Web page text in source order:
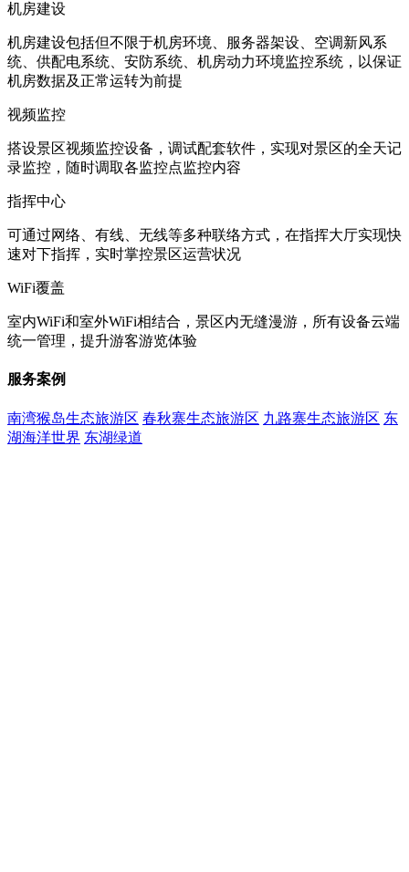
机房建设
机房建设包括但不限于机房环境、服务器架设、空调新风系
统、供配电系统、安防系统、机房动力环境监控系统，以保证
机房数据及正常运转为前提
视频监控
搭设景区视频监控设备，调试配套软件，实现对景区的全天记
录监控，随时调取各监控点监控内容
指挥中心
可通过网络、有线、无线等多种联络方式，在指挥大厅实现快
速对下指挥，实时掌控景区运营状况
WiFi覆盖
室内WiFi和室外WiFi相结合，景区内无缝漫游，所有设备云端
统一管理，提升游客游览体验
服务案例
南湾猴岛生态旅游区 春秋寨生态旅游区 九路寨生态旅游区 东
湖海洋世界 东湖绿道